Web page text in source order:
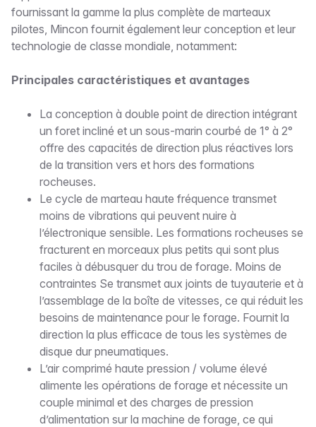
fournissant la gamme la plus complète de marteaux
pilotes, Mincon fournit également leur conception et leur
technologie de classe mondiale, notamment:
Principales caractéristiques et avantages
La conception à double point de direction intégrant
un foret incliné et un sous-marin courbé de 1° à 2°
offre des capacités de direction plus réactives lors
de la transition vers et hors des formations
rocheuses.
Le cycle de marteau haute fréquence transmet
moins de vibrations qui peuvent nuire à
l’électronique sensible. Les formations rocheuses se
fracturent en morceaux plus petits qui sont plus
faciles à débusquer du trou de forage. Moins de
contraintes Se transmet aux joints de tuyauterie et à
l’assemblage de la boîte de vitesses, ce qui réduit les
besoins de maintenance pour le forage. Fournit la
direction la plus efficace de tous les systèmes de
disque dur pneumatiques.
L’air comprimé haute pression / volume élevé
alimente les opérations de forage et nécessite un
couple minimal et des charges de pression
d’alimentation sur la machine de forage, ce qui